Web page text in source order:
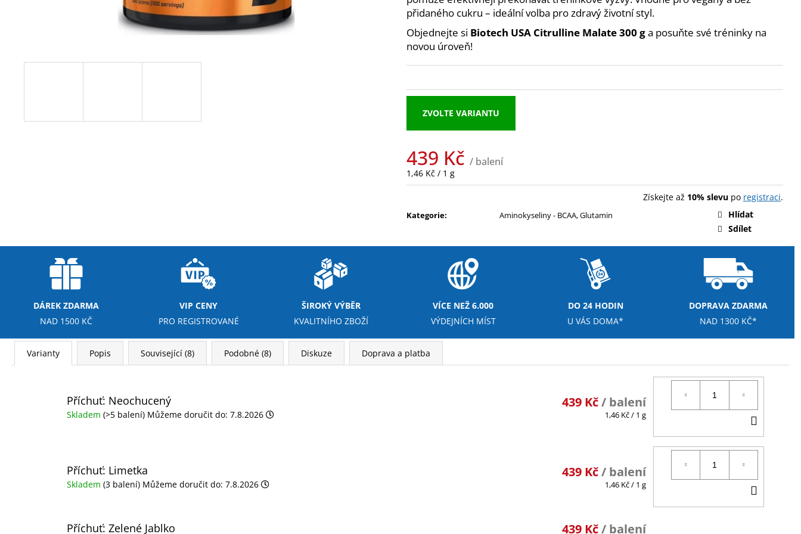
přidaného cukru – ideální volba pro zdravý životní styl.
Objednejte si Biotech USA Citrulline Malate 300 ga posuňte své tréninky na
novou úroveň!
ZVOLTE VARIANTU
439 Kč / balení
Měrná
cena:
1,46 Kč / 1 g
Získejte až 10% slevu po registraci.
Kategorie: Aminokyseliny - BCAA, Glutamin
Hlídat
Sdílet
DÁREK ZDARMA
NAD 1500 KČ
VIP CENY
PRO REGISTROVANÉ
ŠIROKÝ VÝBĚR
KVALITNÍHO ZBOŽÍ
VÍCE NEŽ 6.000
VÝDEJNÍCH MÍST
DO 24 HODIN
U VÁS DOMA*
DOPRAVA ZDARMA
NAD 1300 KČ*
Varianty Popis Související (8) Podobné (8) Diskuze Doprava a platba
Příchuť: Neochucený
Skladem (>5 balení) Můžeme doručit do: 7.8.2026
439 Kč/ balení
Měrná
1,46 Kč / 1 g
Příchuť: Limetka
Skladem (3 balení) Můžeme doručit do: 7.8.2026
439 Kč/ balení
Měrná
1,46 Kč / 1 g
Příchuť: Zelené Jablko 439 Kč/ balení
NUTREND QWIZZ 35% PROTEIN BAR MEZZO CAFFE ZRNKOVÁ KÁVA BRAZIL
SANTOS
215 Kč
NUTREND EXCELENT PROTEIN BAR 85 G
39 Kč